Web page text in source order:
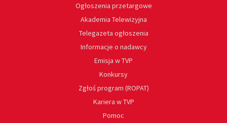
Ogłoszenia przetargowe
Akademia Telewizyjna
Telegazeta ogłoszenia
Informacje o nadawcy
Emisja w TVP
Konkursy
Zgłoś program (ROPAT)
Kariera w TVP
Pomoc